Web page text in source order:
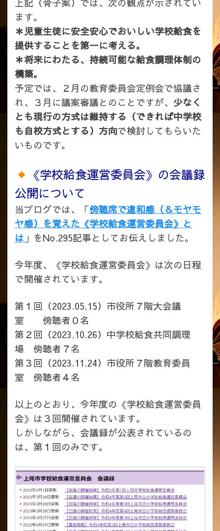
ます。
＊児童生徒に安全安心でおいしい学校給食を
提供することを第一に考える。
＊将来にわたる、持続可能な給食調理体制の
構築。
予定では、２月の教育委員会定例会で協議さ
れ、３月に議案審議とのことですが、 少なく
とも現行の方式は維持する（できれば中学校
も自校方式とする）方向で検討してもらいた
いものです。
《学校給食運営委員会》の会議録
公開について
当ブログでは、「傍聴席で違和感（＆モヤモ
ヤ感）を覚えた《学校給食運営委員会》と
は 」をNo.295記事としてお伝えしました。
今年度、《学校給食運営委員会》は次の日程
で開催されています。
第１回（2023.05.15）市役所７階大会議
室 傍聴者０名
第２回（2023.10.26）中学校給食共同調理
場 傍聴者７名
第３回（2023.11.24）市役所７階教育委員
室 傍聴者４名
以上のとおり、今年度の《学校給食運営委員
会》は３回開催されています。
しかしながら、会議録が公表されているの
は、第１回のみです。